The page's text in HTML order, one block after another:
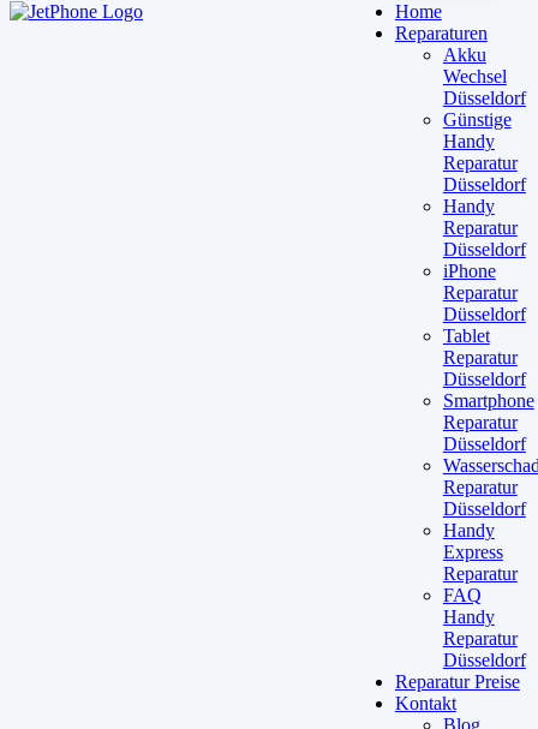
Home
Reparaturen
Akku
Wechsel
Düsseldorf
Günstige
Handy
Reparatur
Düsseldorf
Handy
Reparatur
Düsseldorf
iPhone
Reparatur
Düsseldorf
Tablet
Reparatur
Düsseldorf
Smartphone
Reparatur
Düsseldorf
Reparatur
Düsseldorf
Handy
Express
Reparatur
FAQ
Handy
Reparatur
Düsseldorf
Reparatur Preise
Kontakt
Blog